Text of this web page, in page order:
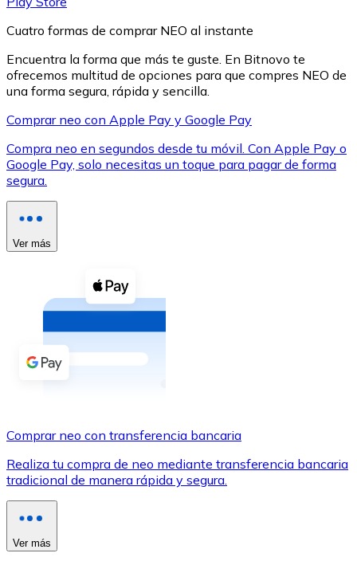
XRP
XRP
Ver todo
Compra criptomonedas con efectivo en tu tienda más
Comprar con efectivo
Transferencia SEPA
Utiliza tarjetas Visa y Mastercard para comprar
Comprar con tarjeta
Cuatro formas de comprar NEO al instante
Encuentra la forma que más te guste. En Bitnovo te
ofrecemos multitud de opciones para que compres NEO de
una forma segura, rápida y sencilla.
Comprar neo con Apple Pay y Google Pay
Compra neo en segundos desde tu móvil. Con Apple Pay o
Google Pay, solo necesitas un toque para pagar de forma
segura.
Ver más
Comprar neo con transferencia bancaria
Realiza tu compra de neo mediante transferencia bancaria
tradicional de manera rápida y segura.
Ver más